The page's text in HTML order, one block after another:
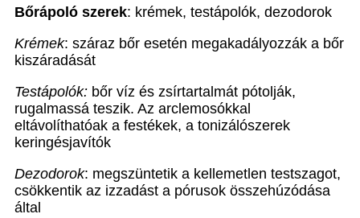
Bőrápoló szerek: krémek, testápolók, dezodorok
Krémek: száraz bőr esetén megakadályozzák a bőr
kiszáradását
Testápolók: bőr víz és zsírtartalmát pótolják,
rugalmassá teszik. Az arclemosókkal
eltávolíthatóak a festékek, a tonizálószerek
keringésjavítók
Dezodorok: megszüntetik a kellemetlen testszagot,
csökkentik az izzadást a pórusok összehúzódása
által